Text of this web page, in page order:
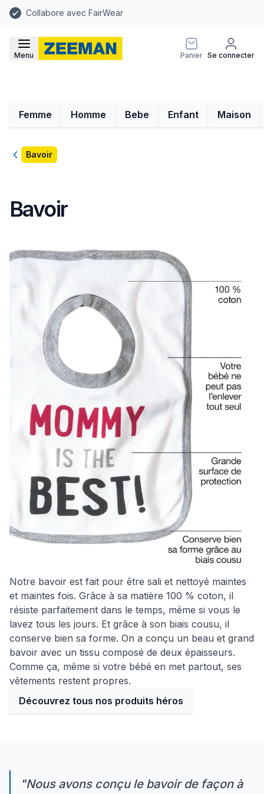
Collabore avec FairWear
Menu Panier Se connecter
Femme Homme Bebe Enfant Maison
RetourBavoir
Bavoir
Notre bavoir est fait pour être sali et nettoyé maintes
et maintes fois. Grâce à sa matière 100 % coton, il
résiste parfaitement dans le temps, même si vous le
lavez tous les jours. Et grâce à son biais cousu, il
conserve bien sa forme. On a conçu un beau et grand
bavoir avec un tissu composé de deux épaisseurs.
Comme ça, même si votre bébé en met partout, ses
vêtements restent propres.
Découvrez tous nos produits héros
Nous avons conçu le bavoir de façon à